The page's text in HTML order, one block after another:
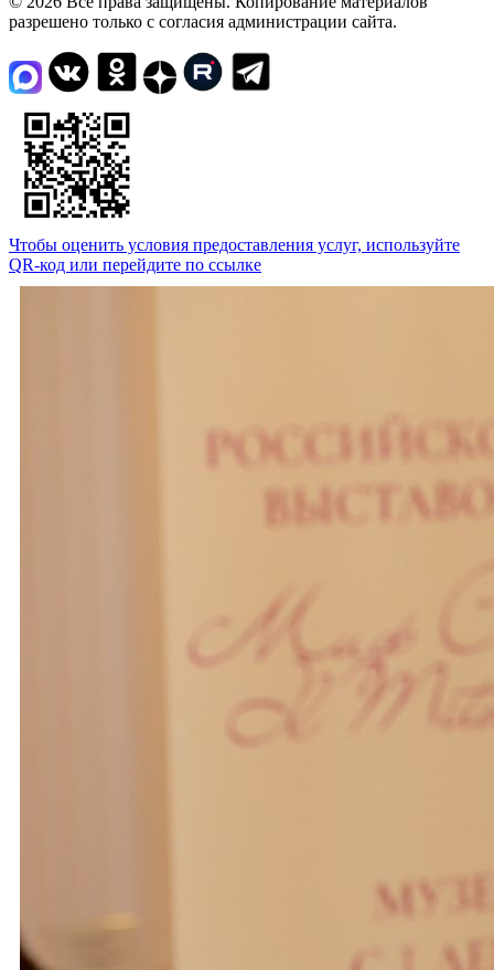
разрешено только с согласия администрации сайта.
Чтобы оценить условия предоставления услуг, используйте
QR-код или перейдите по ссылке